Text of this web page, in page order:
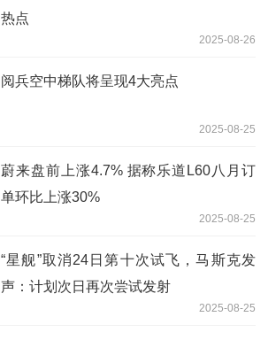
热点
2025-08-26
阅兵空中梯队将呈现4大亮点
2025-08-25
蔚来盘前上涨4.7% 据称乐道L60八月订
单环比上涨30%
2025-08-25
“星舰”取消24日第十次试飞，马斯克发
声：计划次日再次尝试发射
2025-08-25